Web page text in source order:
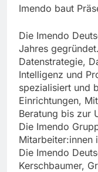
Imendo baut
Die Imendo
Jahres
Datenstrategie,
Intelligenz und
spezialisiert und
Einrichtungen,
Beratung bis zur
Die Imendo
Mitarbeiter:innen
Die Imendo
Kerschbaumer,